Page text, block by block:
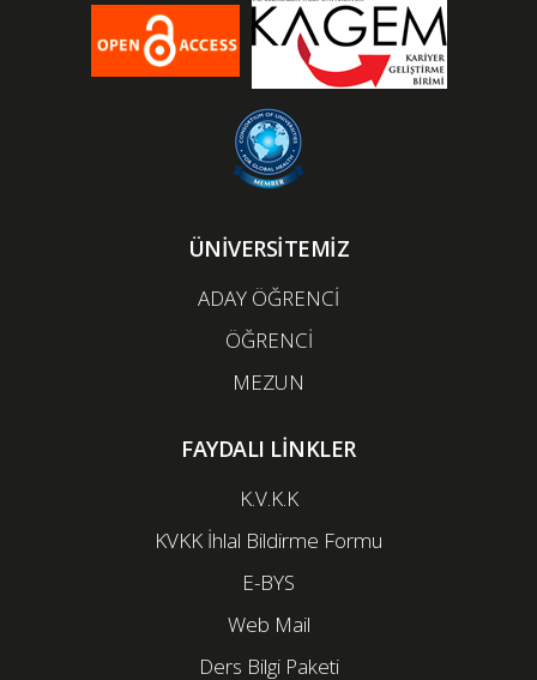
ÜNİVERSİTEMİZ
ADAY ÖĞRENCİ
ÖĞRENCİ
MEZUN
FAYDALI LİNKLER
K.V.K.K
KVKK İhlal Bildirme Formu
E-BYS
Web Mail
Ders Bilgi Paketi